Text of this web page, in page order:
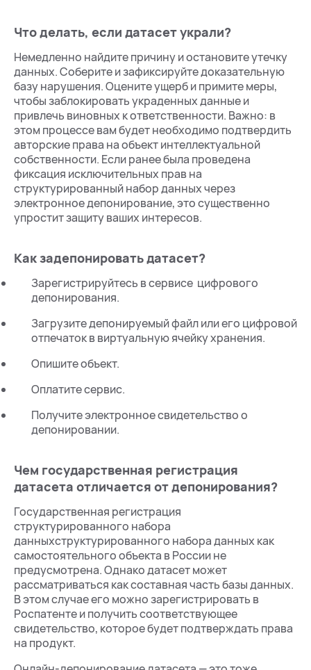
Что делать, если датасет украли?
Немедленно найдите причину и остановите утечку
данных. Соберите и зафиксируйте доказательную
базу нарушения. Оцените ущерб и примите меры,
чтобы заблокировать украденных данные и
привлечь виновных к ответственности. Важно: в
этом процессе вам будет необходимо подтвердить
авторские права на объект интеллектуальной
собственности. Если ранее была проведена
фиксация исключительных прав на
структурированный набор данных через
электронное депонирование, это существенно
упростит защиту ваших интересов.
Как задепонировать датасет?
Зарегистрируйтесь в сервисе цифрового
депонирования.
Загрузите депонируемый файл или его цифровой
отпечаток в виртуальную ячейку хранения.
Опишите объект.
Оплатите сервис.
Получите электронное свидетельство о
депонировании.
Чем государственная регистрация
датасета отличается от депонирования?
Государственная регистрация
структурированного набора
данныхструктурированного набора данных как
самостоятельного объекта в России не
предусмотрена. Однако датасет может
рассматриваться как составная часть базы данных.
В этом случае его можно зарегистрировать в
Роспатенте и получить соответствующее
свидетельство, которое будет подтверждать права
на продукт.